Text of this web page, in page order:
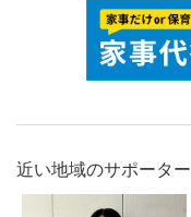
近い地域のサポーター